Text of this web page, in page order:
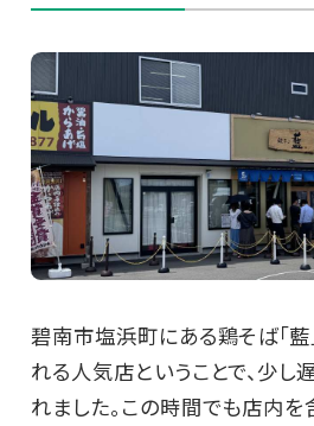
碧南市塩浜町にある鶏そば「藍
れる人気店ということで、少
れました。この時間でも店内